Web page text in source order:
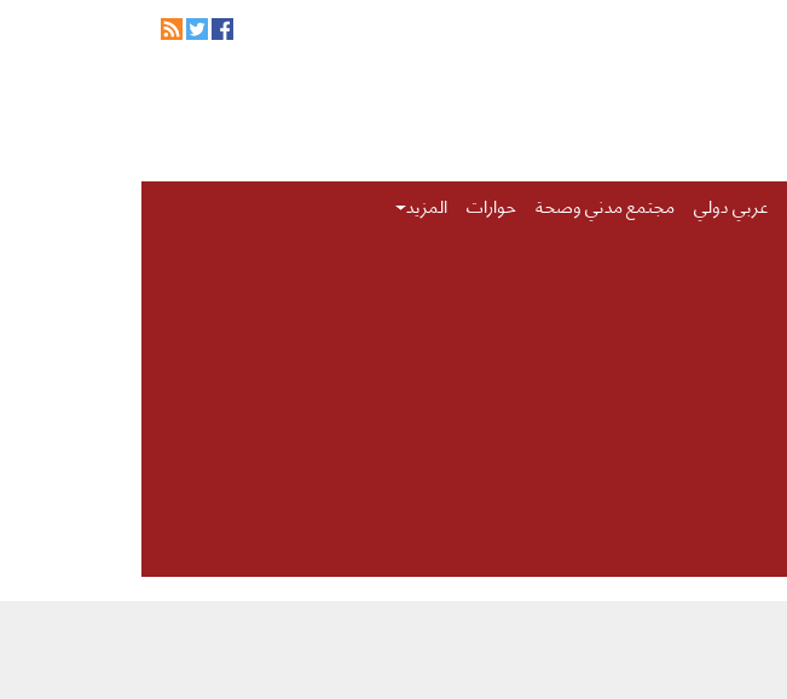
عربي دولي مجتمع مدني وصحة حوارات المزيد